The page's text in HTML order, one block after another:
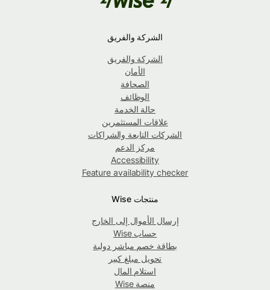
الشركة والفريق
الشركة والفريق
الأمان
الصحافة
الوظائف
حالة الخدمة
علاقات المستثمرين
الشركات التابعة والشراكات
مركز الدعم
Accessibility
Feature availability checker
منتجات Wise
إرسال الأموال إلى الخارج
حساب Wise
بطاقة خصم مباشر دولية
تحويل مبلغ كبير
استلام المال
منصة Wise